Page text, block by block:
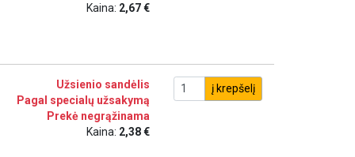
Kaina: 2,67 €
Užsienio sandėlis
Pagal specialų užsakymą
Prekė negrąžinama
Kaina: 2,38 €
į krepšelį